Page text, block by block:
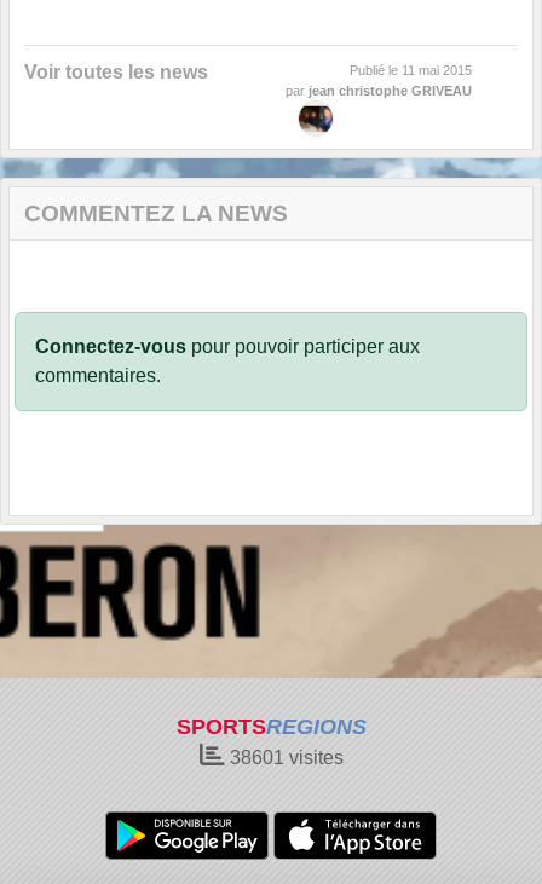
Voir toutes les news Publié le 11 mai 2015
par jean christophe GRIVEAU
COMMENTEZ LA NEWS
Connectez-vous pour pouvoir participer aux
commentaires.
SPORTSREGIONS
38601 visites